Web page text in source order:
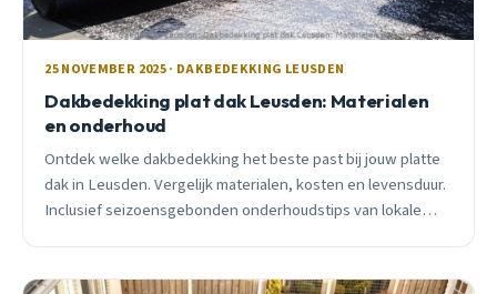
25 NOVEMBER 2025 · DAKBEDEKKING LEUSDEN
Dakbedekking plat dak Leusden: Materialen
en onderhoud
Ontdek welke dakbedekking het beste past bij jouw platte
dak in Leusden. Vergelijk materialen, kosten en levensduur.
Inclusief seizoensgebonden onderhoudstips van lokale